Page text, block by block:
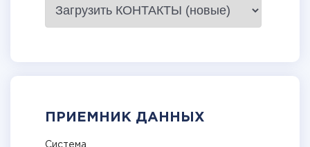
ПРИЕМНИК ДАННЫХ
Система